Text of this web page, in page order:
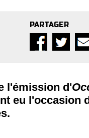
PARTAGER
l'émission d'
eu l'occasion